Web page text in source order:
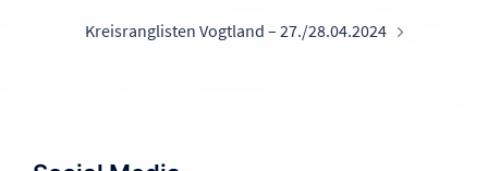
Kreisranglisten Vogtland – 27./28.04.2024